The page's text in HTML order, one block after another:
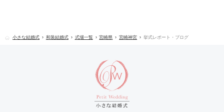
小さな結婚式 和装結婚式 式場一覧 宮崎県 宮崎神宮 挙式レポート・ブログ